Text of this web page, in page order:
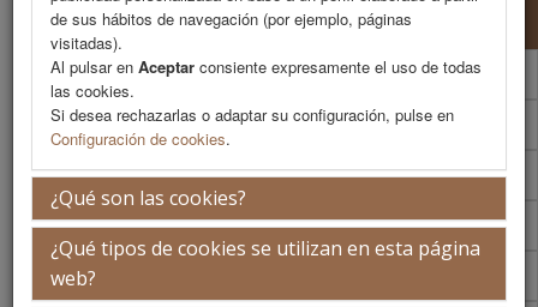
de sus hábitos de navegación (por ejemplo, páginas
visitadas).
Al pulsar en Aceptar consiente expresamente el uso de todas
las cookies.
Si desea rechazarlas o adaptar su configuración, pulse en
Configuración de cookies.
¿Qué son las cookies?
¿Qué tipos de cookies se utilizan en esta página
web?
Presentación
La ciudad
La sede
Secretaría Técnica
Jornadas Anteriores
AMCP